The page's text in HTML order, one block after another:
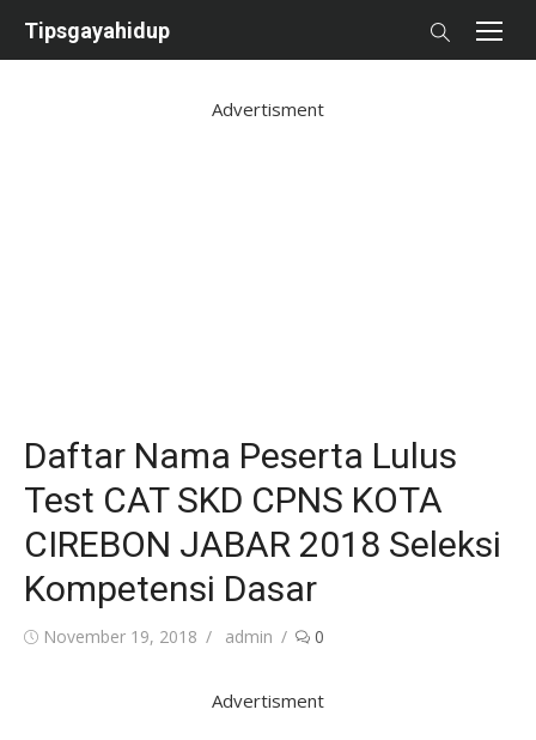
Tipsgayahidup
Advertisment
Daftar Nama Peserta Lulus
Test CAT SKD CPNS KOTA
CIREBON JABAR 2018 Seleksi
Kompetensi Dasar
Posted
November 19, 2018 Author
admin 0
Advertisment